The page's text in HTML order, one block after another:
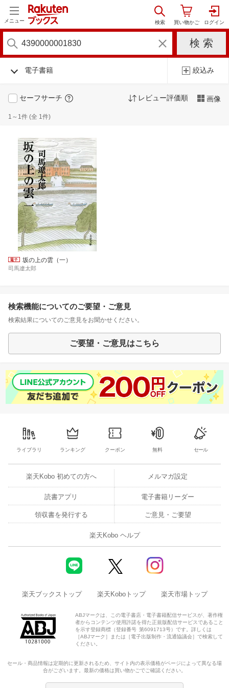
メニュー
電子書籍 絞込み
セーフサーチ レビュー評価順 画像
1～1件 (全 1件)
坂の上の雲（一）
司馬遼太郎
検索機能についてのご要望・ご意見
検索結果についてのご意見をお聞かせください。
ご要望・ご意見はこちら
ライブラリ ランキング クーポン 無料 セール
楽天Kobo 初めての方へ メルマガ設定
読書アプリ 電子書籍リーダー
領収書を発行する ご意見・ご要望
楽天Kobo ヘルプ
楽天ブックストップ 楽天Koboトップ 楽天市場トップ
ABJマークは、この電子書店・電子書籍配信サービスが、著作権
者からコンテンツ使用許諾を得た正規版配信サービスであること
を示す登録商標（登録番号 第6091713号）です。詳しくは
［ABJマーク］または［電子出版制作・流通協議会］で検索して
ください。
セール・商品情報は定期的に更新されるため、サイト内の表示価格がページによって異なる場
合がございます。最新の価格は買い物かごでご確認ください。